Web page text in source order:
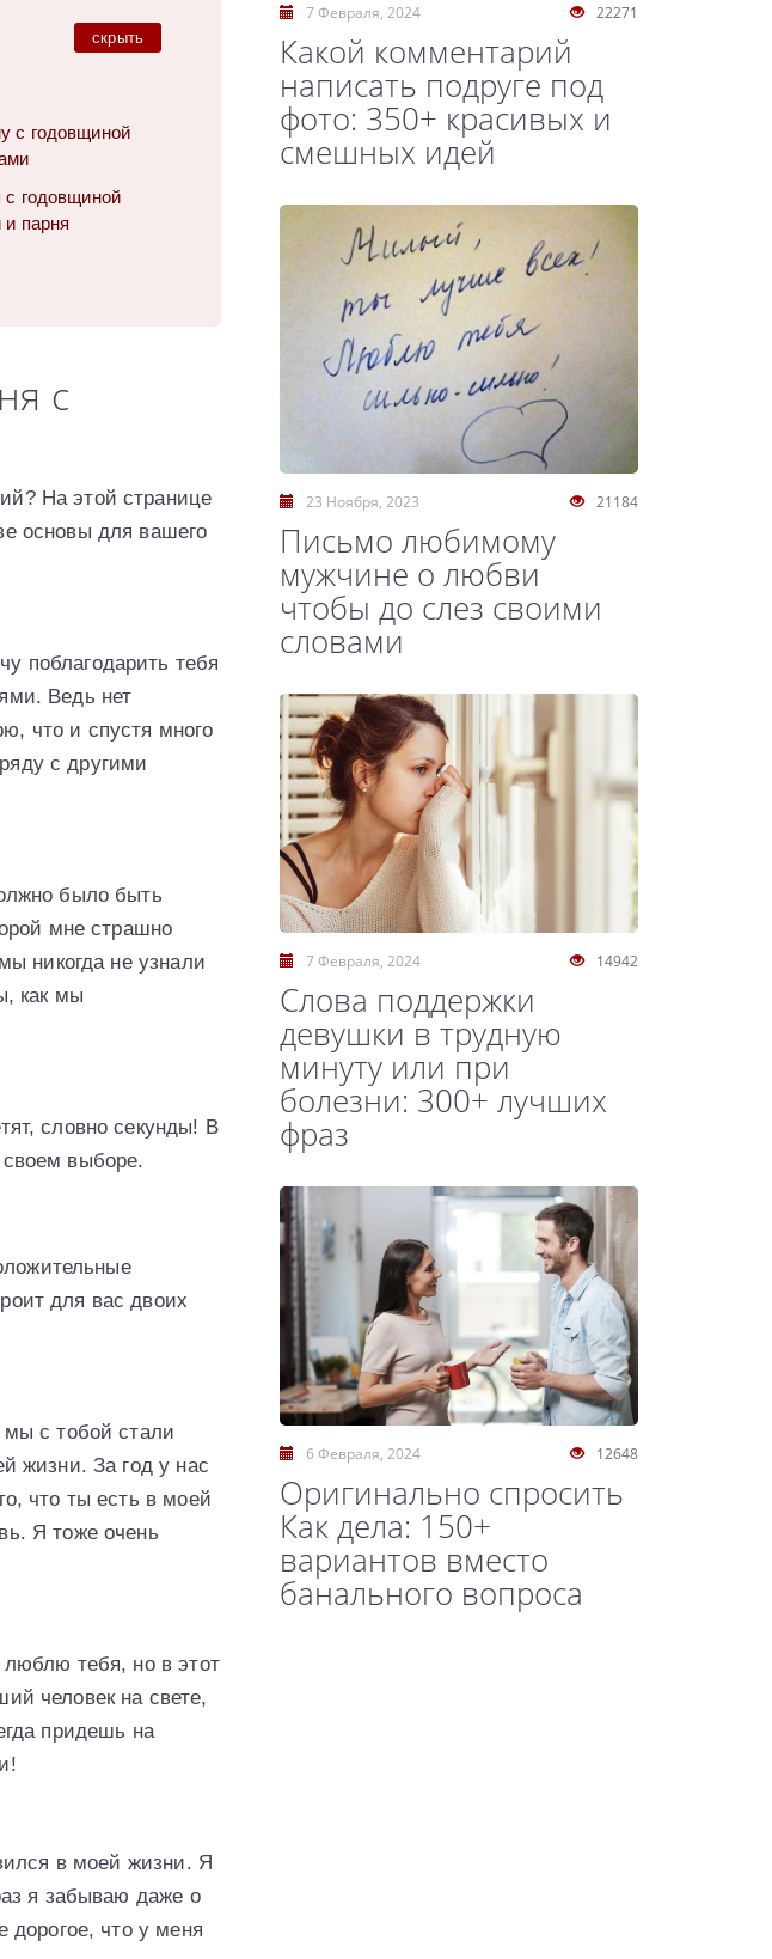
скрыть
с годовщиной
с годовщиной
парня
с
На этой странице
основы для вашего
поблагодарить тебя
Ведь нет
что и спустя много
с другими
было быть
мне страшно
никогда не узнали
как мы
словно секунды! В
выборе.
для вас двоих
с тобой стали
жизни. За год у нас
что ты есть в моей
Я тоже очень
тебя, но в этот
человек на свете,
придешь на
в моей жизни. Я
я забываю даже о
дорогое, что у меня
22271
7 Февраля, 2024
Какой комментарий
написать подруге под
фото: 350+ красивых и
смешных идей
21184
23 Ноября, 2023
Письмо любимому
мужчине о любви
чтобы до слез своими
словами
14942
7 Февраля, 2024
Слова поддержки
девушки в трудную
минуту или при
болезни: 300+ лучших
фраз
12648
6 Февраля, 2024
Оригинально спросить
Как дела: 150+
вариантов вместо
банального вопроса